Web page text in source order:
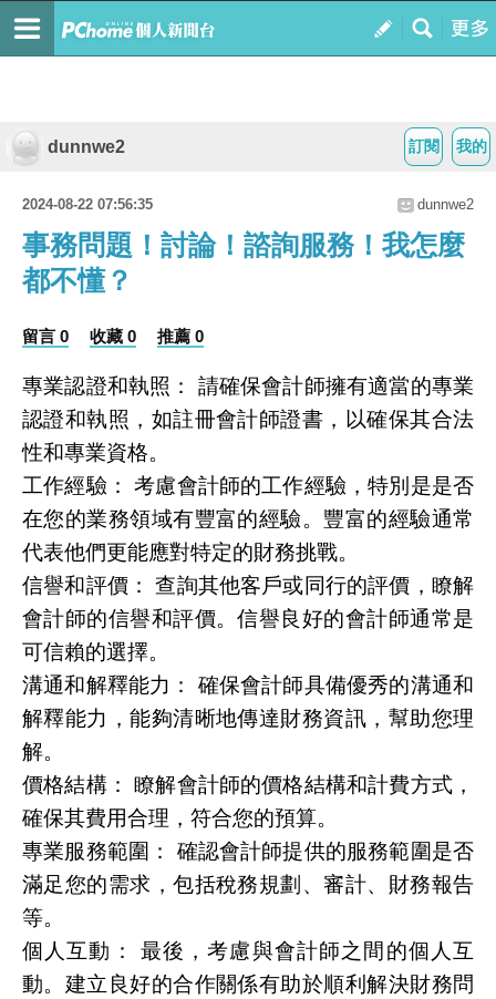
我的
訂閱
dunnwe2
2024-08-22 07:56:35 dunnwe2
事務問題！討論！諮詢服務！我怎麼
都不懂？
留言 0 收藏 0 推薦 0
專業認證和執照： 請確保會計師擁有適當的專業
認證和執照，如註冊會計師證書，以確保其合法
性和專業資格。
工作經驗： 考慮會計師的工作經驗，特別是是否
在您的業務領域有豐富的經驗。豐富的經驗通常
代表他們更能應對特定的財務挑戰。
信譽和評價： 查詢其他客戶或同行的評價，瞭解
會計師的信譽和評價。信譽良好的會計師通常是
可信賴的選擇。
溝通和解釋能力： 確保會計師具備優秀的溝通和
解釋能力，能夠清晰地傳達財務資訊，幫助您理
解。
價格結構： 瞭解會計師的價格結構和計費方式，
確保其費用合理，符合您的預算。
專業服務範圍： 確認會計師提供的服務範圍是否
滿足您的需求，包括稅務規劃、審計、財務報告
等。
個人互動： 最後，考慮與會計師之間的個人互
動。建立良好的合作關係有助於順利解決財務問